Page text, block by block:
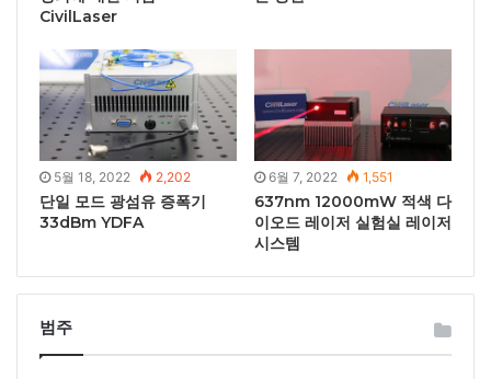
CivilLaser
5월 18, 2022 2,202
단일 모드 광섬유 증폭기
33dBm YDFA
6월 7, 2022 1,551
637nm 12000mW 적색 다
이오드 레이저 실험실 레이저
시스템
범주